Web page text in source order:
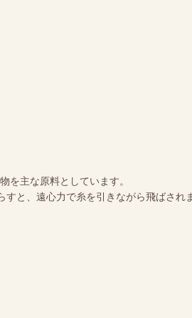
を主な原料としています。
すと、遠心力で糸を引きながら飛ばされ